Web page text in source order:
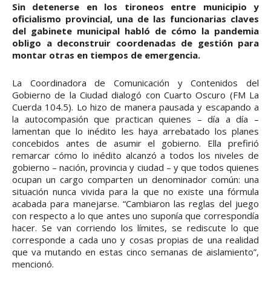
Sin detenerse en los tironeos entre municipio y
oficialismo provincial, una de las funcionarias claves
del gabinete municipal habló de cómo la pandemia
obligo a deconstruir coordenadas de gestión para
montar otras en tiempos de emergencia.
La Coordinadora de Comunicación y Contenidos del
Gobierno de la Ciudad dialogó con Cuarto Oscuro (FM La
Cuerda 104.5). Lo hizo de manera pausada y escapando a
la autocompasión que practican quienes – día a día –
lamentan que lo inédito les haya arrebatado los planes
concebidos antes de asumir el gobierno. Ella prefirió
remarcar cómo lo inédito alcanzó a todos los niveles de
gobierno – nación, provincia y ciudad – y que todos quienes
ocupan un cargo comparten un denominador común: una
situación nunca vivida para la que no existe una fórmula
acabada para manejarse. “Cambiaron las reglas del juego
con respecto a lo que antes uno suponía que correspondía
hacer. Se van corriendo los límites, se rediscute lo que
corresponde a cada uno y cosas propias de una realidad
que va mutando en estas cinco semanas de aislamiento”,
mencionó.